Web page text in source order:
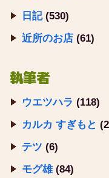
日記(530)
近所のお店 (61)
執筆者
ウエツハラ (118)
カルカ すぎもと
テツ (6)
モグ雄(84)